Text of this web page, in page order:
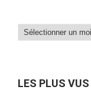
Dans
LES PLUS VUS